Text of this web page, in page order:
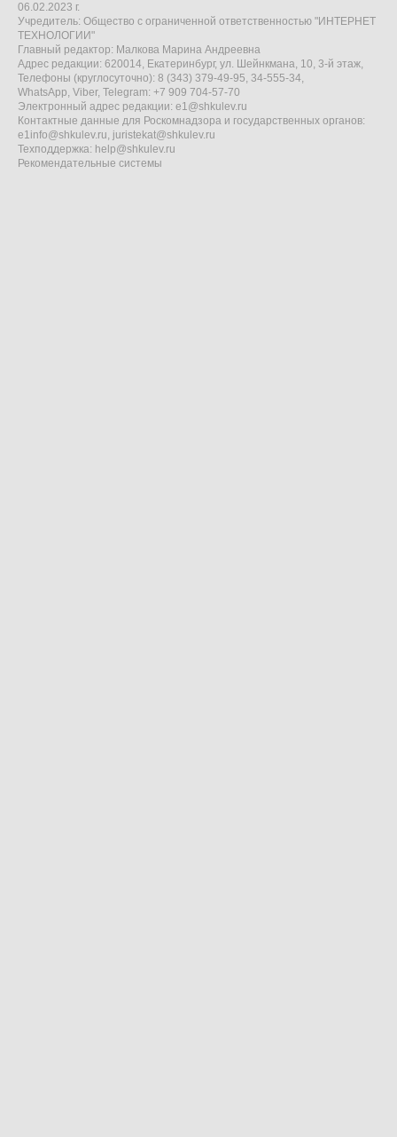
06.02.2023 г.
Учредитель: Общество с ограниченной ответственностью "ИНТЕРНЕТ
ТЕХНОЛОГИИ"
Главный редактор: Малкова Марина Андреевна
Адрес редакции: 620014, Екатеринбург, ул. Шейнкмана, 10, 3-й этаж,
Телефоны (круглосуточно): 8 (343) 379-49-95, 34-555-34,
WhatsApp, Viber, Telegram: +7 909 704-57-70
Электронный адрес редакции: e1@shkulev.ru
Контактные данные для Роскомнадзора и государственных органов:
e1info@shkulev.ru, juristekat@shkulev.ru
Техподдержка: help@shkulev.ru
Рекомендательные системы